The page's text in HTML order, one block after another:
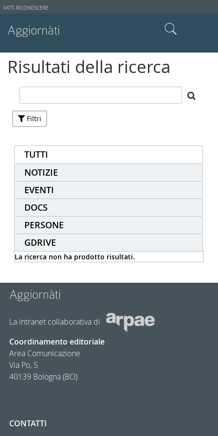
Strumenti
FATTI RICONOSCERE
Aggiornàti
Ricerca avanzata…
Risultati della ricerca
Filtri
TUTTI
NOTIZIE
EVENTI
DOCS
PERSONE
GDRIVE
La ricerca non ha prodotto risultati.
Aggiornàti
La intranet collaborativa di
Coordinamento editoriale
Area Comunicazione
Via Po, 5
40139 Bologna (BO)
CONTATTI